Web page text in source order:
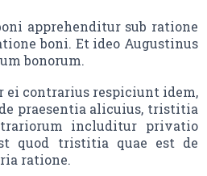
apprehenditur sub ratione
boni. Et ideo Augustinus
bonorum.
ei contrarius respiciunt idem,
praesentia alicuius, tristitia
includitur privatio
quod tristitia quae est de
ratione.